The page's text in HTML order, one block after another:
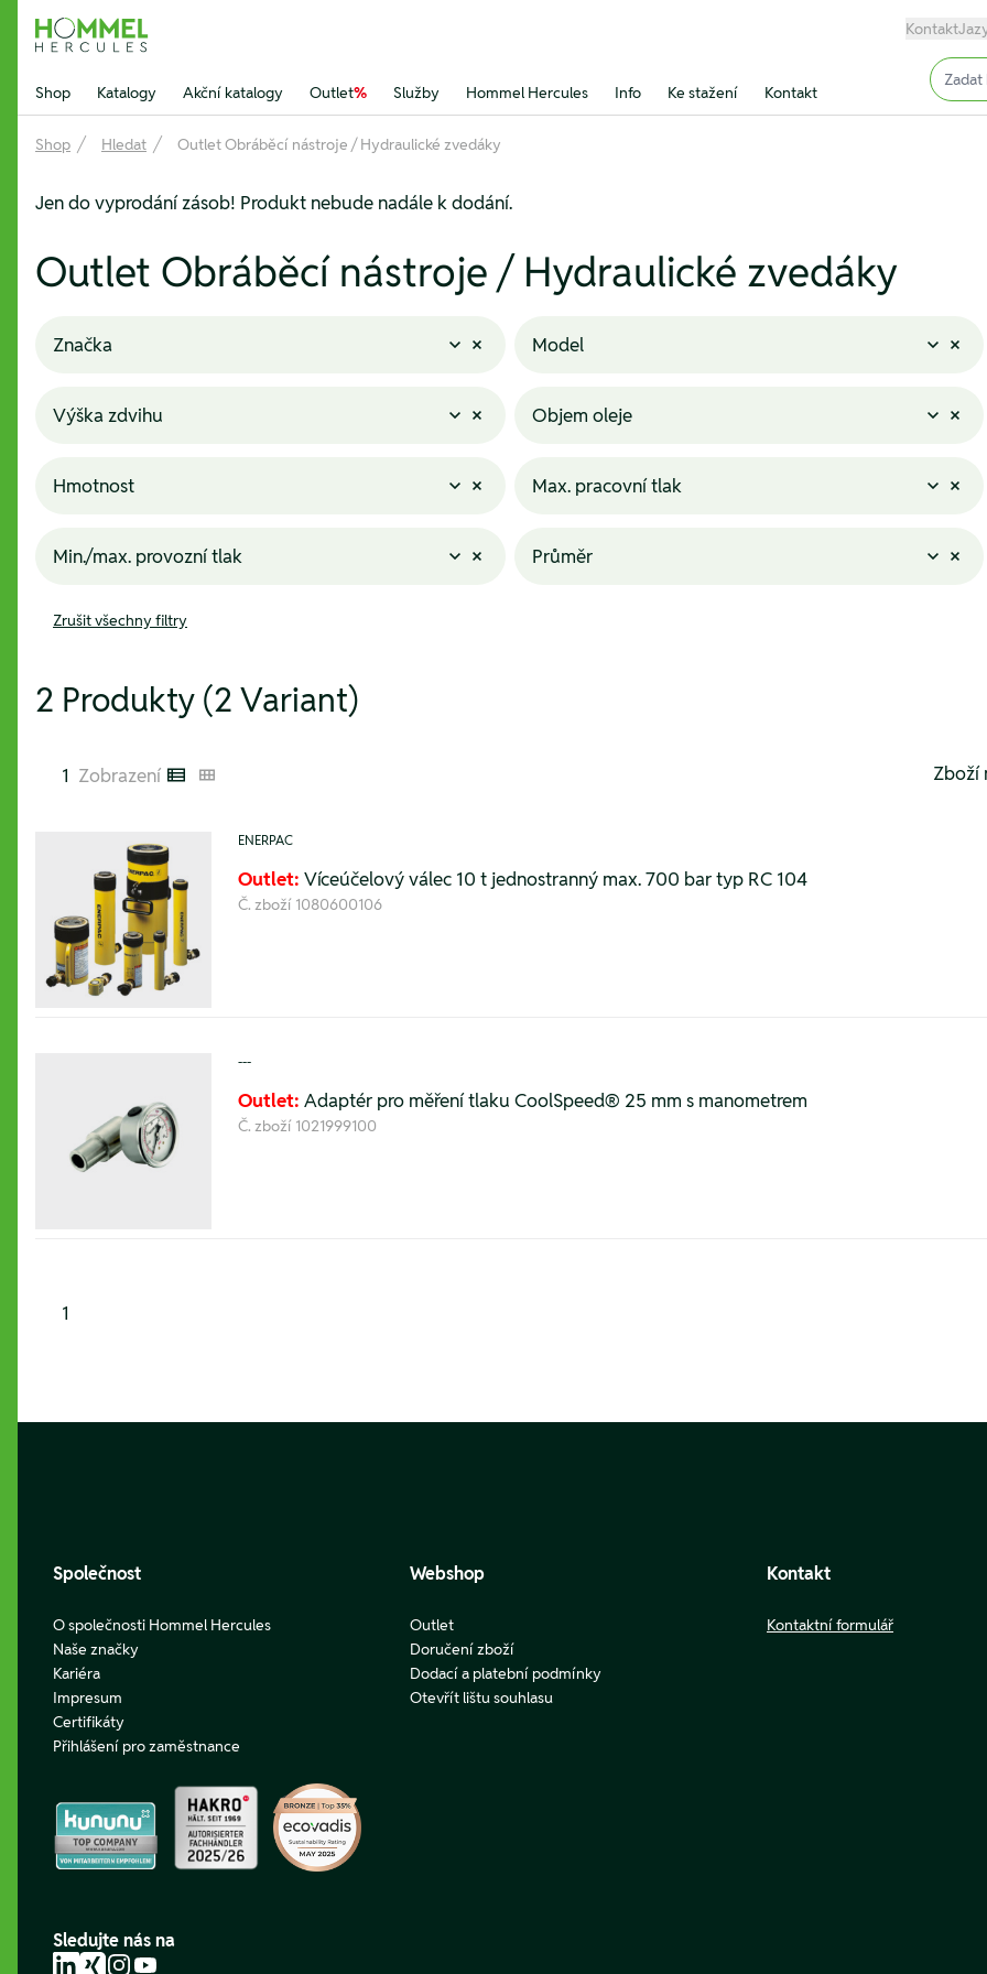
Hommel Hercules
Kontakt
Shop Katalogy Akční katalogy Outlet% Služby Hommel Hercules Info Ke stažení Kontakt
Input
Shop Hledat Outlet Obráběcí nástroje / Hydraulické zvedáky
Jen do vyprodání zásob! Produkt nebude nadále k dodání.
Outlet Obráběcí nástroje / Hydraulické zvedáky
Značka Model
Výška zdvihu Objem oleje
Hmotnost Max. pracovní tlak
Min./max. provozní tlak Průměr
Zrušit všechny filtry
2 Produkty (2 Variant)
1 Zobrazení Listenansicht
Kachelansicht Zboží
ENERPAC
Outlet: Víceúčelový válec 10 t jednostranný max. 700 bar typ RC 104
Č. zboží 1080600106
---
Outlet: Adaptér pro měření tlaku CoolSpeed® 25 mm s manometrem
Č. zboží 1021999100
1
Společnost
O společnosti Hommel Hercules
Naše značky
Kariéra
Impresum
Certifikáty
Přihlášení pro zaměstnance
Webshop
Outlet
Doručení zboží
Dodací a platební podmínky
Otevřít lištu souhlasu
Kontakt
Kontaktní formulář
Sledujte nás na